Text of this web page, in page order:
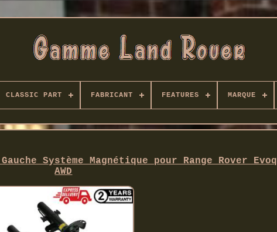
CLASSIC PART FABRICANT FEATURES MARQUE
Système Magnétique pour Range Rover
AWD